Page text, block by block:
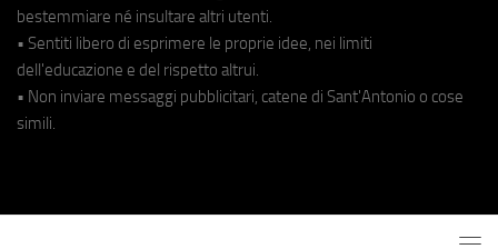
bestemmiare né insultare altri utenti.
• Sentiti libero di esprimere le proprie idee, nei limiti
dell'educazione e del rispetto altrui.
• Non inviare messaggi pubblicitari, catene di Sant'Antonio o cose
simili.